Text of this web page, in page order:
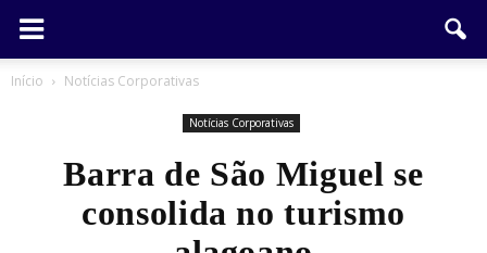
Início Notícias Corporativas
Notícias Corporativas
Barra de São Miguel se
consolida no turismo